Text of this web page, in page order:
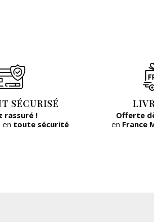
SÉCURISÉ
rassuré !
en toute sécurité
Offerte
en France